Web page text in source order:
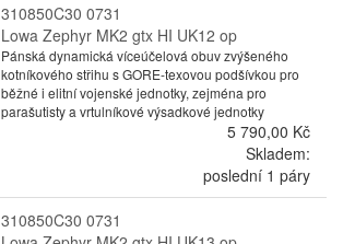
310850C30 0731
Lowa Zephyr MK2 gtx HI UK12 op
Pánská dynamická víceúčelová obuv zvýšeného
kotníkového střihu s GORE-texovou podšívkou pro
běžné i elitní vojenské jednotky, zejména pro
parašutisty a vrtulníkové výsadkové jednotky
5 790,00 Kč
Skladem:
poslední 1 páry
310850C30 0731